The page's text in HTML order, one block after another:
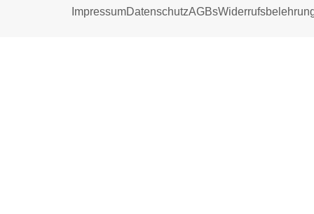
ImpressumDatenschutzAGBs